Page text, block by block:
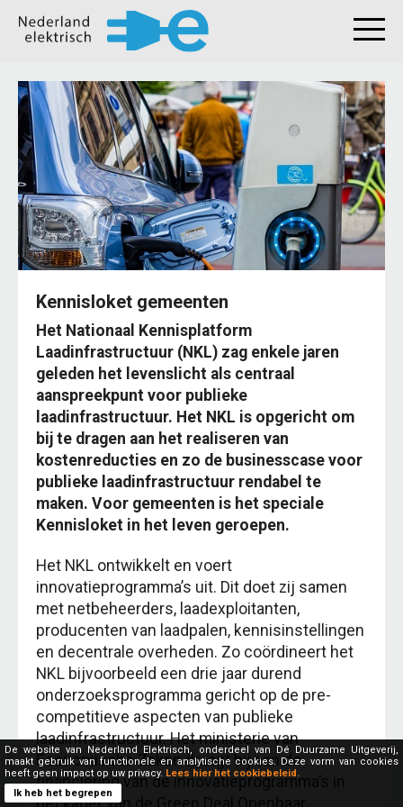
Kennisloket gemeenten
Het Nationaal Kennisplatform
Laadinfrastructuur (NKL) zag enkele jaren
geleden het levenslicht als centraal
aanspreekpunt voor publieke
laadinfrastructuur. Het NKL is opgericht om
bij te dragen aan het realiseren van
kostenreducties en zo de businesscase voor
publieke laadinfrastructuur rendabel te
maken. Voor gemeenten is het speciale
Kennisloket in het leven geroepen.
Het NKL ontwikkelt en voert
innovatieprogramma’s uit. Dit doet zij samen
met netbeheerders, laadexploitanten,
producenten van laadpalen, kennisinstellingen
en decentrale overheden. Zo coördineert het
NKL bijvoorbeeld een drie jaar durend
onderzoeksprogramma gericht op de pre-
competitieve aspecten van publieke
laadinfrastructuur. Het ministerie van
Economische Zaken draagt bij aan de
financiering van de innovatieprogramma’s in
De website van Nederland Elektrisch, onderdeel van Dé Duurzame Uitgeverij,
maakt gebruik van functionele en analytische cookies. Deze vorm van cookies
heeft geen impact op uw privacy. Lees hier het cookiebeleid.
Ik heb het begrepen